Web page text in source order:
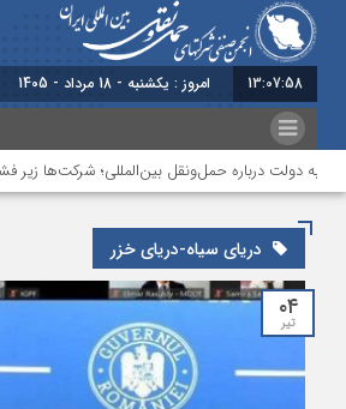
13:07:59 امروز : یکشنبه - 18 مرداد - 1405
به دولت درباره حمل‌ونقل بین‌المللی؛ شرکت‌ها زیر
دریای سیاه-دریای خزر
۰۴
تیر